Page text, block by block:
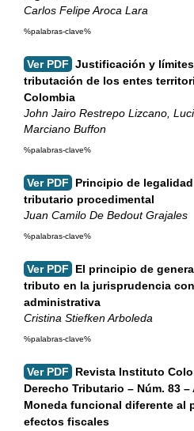
Carlos Felipe Aroca Lara
%palabras-clave%
Ver PDF Justificación y
tributación de los entes
Colombia
John Jairo Restrepo Lizcano,
Marciano Buffon
%palabras-clave%
Ver PDF
Principio de
tributario procedimental
Juan Camilo De Bedout Grajales
%palabras-clave%
Ver PDF
El principio de
tributo en la jurisprudencia
administrativa
Cristina Stiefken Arboleda
%palabras-clave%
Ver PDF
Revista Instituto
Derecho Tributario – Núm. 83 –
Moneda funcional diferente al
efectos fiscales